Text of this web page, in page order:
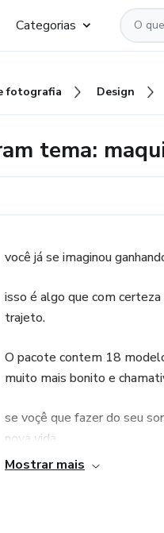
Categorias
fotografia Design
tema:
você já se imaginou
isso é algo que com
trajeto.
O pacote contem 18
muito mais bonito e
se voçê que fazer do seu
nova vida.
Mostrar mais